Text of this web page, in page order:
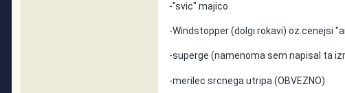
-"svic" majico
-Windstopper (dolgi rokavi) oz.cenejsi
-superge (namenoma sem napisal ta
-merilec srcnega utripa (OBVEZNO)